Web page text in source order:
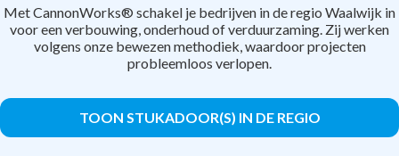
Met CannonWorks® schakel je bedrijven in de regio Waalwijk in
voor een verbouwing, onderhoud of verduurzaming. Zij werken
volgens onze bewezen methodiek, waardoor projecten
probleemloos verlopen.
TOON STUKADOOR(S) IN DE REGIO